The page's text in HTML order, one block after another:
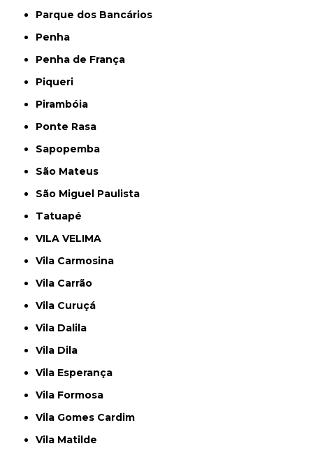
Parque dos Bancários
Penha
Penha de França
Piqueri
Pirambóia
Ponte Rasa
Sapopemba
São Mateus
São Miguel Paulista
Tatuapé
VILA VELIMA
Vila Carmosina
Vila Carrão
Vila Curuçá
Vila Dalila
Vila Dila
Vila Esperança
Vila Formosa
Vila Gomes Cardim
Vila Matilde